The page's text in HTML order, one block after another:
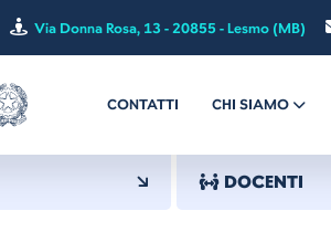
Via Donna Rosa, 13 - 20855 - Lesmo (MB)
CONTATTI CHI SIAMO
DOCENTI